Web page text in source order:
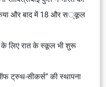
और बाद में 18 और स्कूल
के लिए रात के स्कूल भी शुरू
ट्रुथ-सीकर्स” की स्थापना